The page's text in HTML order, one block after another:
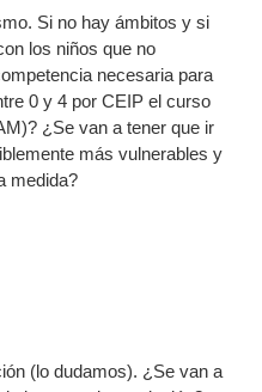
Si no hay ámbitos y si
los niños que no
necesaria para
0 y 4 por CEIP el curso
¿Se van a tener que ir
más vulnerables y
medida?
(lo dudamos). ¿Se van a